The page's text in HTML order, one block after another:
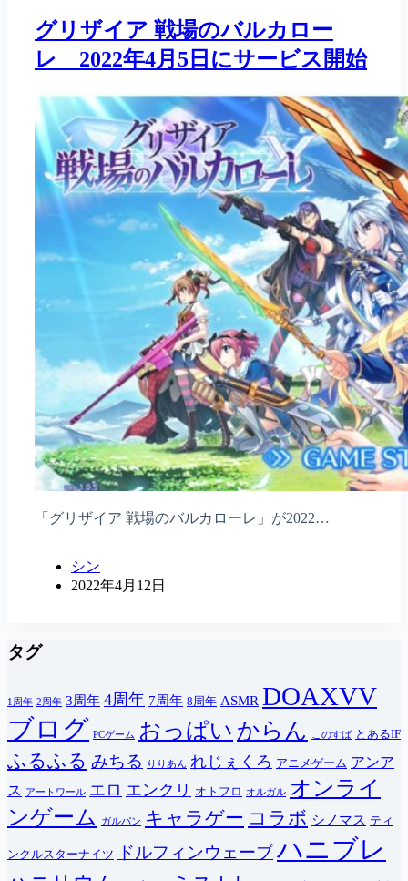
グリザイア 戦場のバルカロー
レ 2022年4月5日にサービス開始
「グリザイア 戦場のバルカローレ」が2022…
シン
2022年4月12日
タグ
1周年 2周年 3周年 4周年 7周年 8周年 ASMR DOAXVV
ブログ PCゲーム おっぱい からん このすば とあるIF
ふるふる みちる りりあん れじぇくろ アニメゲーム アンア
ス
アートワール エロ エンクリ オトフロ オルガル オンライ
ンゲーム
ガルパン キャラゲー コラボ シノマス ティ
ンクルスターナイツ ドルフィンウェーブハニブレ